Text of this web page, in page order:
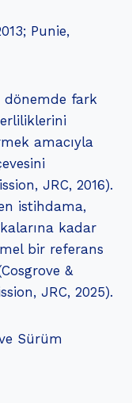
Punie,
dönemde fark
amacıyla
JRC, 2016).
istihdama,
kadar
bir referans
&
JRC, 2025).
Sürüm